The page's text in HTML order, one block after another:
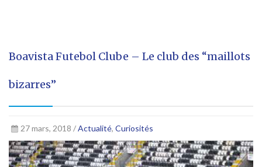
Boavista Futebol Clube – Le club des “maillots
bizarres”
27 mars, 2018 /Actualité, Curiosités